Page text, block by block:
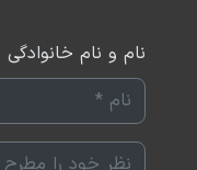
نام و نام خانوادگی